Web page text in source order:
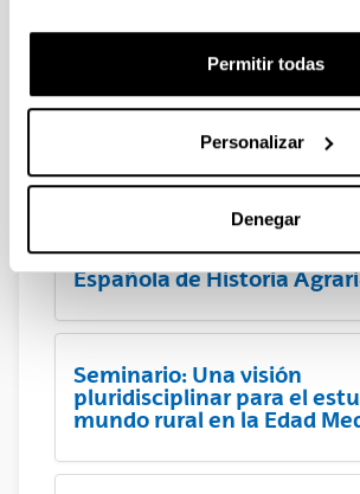
Permitir todas
Personalizar
Denegar
Organización del Coloquio
internacional Horrea,
silos. Almacenaje y rentas
aldeas de la Alta Edad Media
I Seminario anual de la
Española de Historia
Seminario: Una visión
pluridisciplinar para el
mundo rural en la Edad